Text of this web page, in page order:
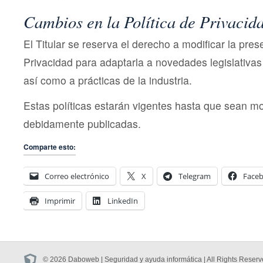
Cambios en la Política de
El Titular se reserva el derecho a modificar la
Privacidad para adaptarla a novedades
así como a prácticas de la industria.
Estas políticas estarán vigentes hasta que sean
debidamente publicadas.
Comparte esto:
Correo electrónico X Telegram
Imprimir LinkedIn
© 2026 Daboweb | Seguridad y ayuda informática | All Rights